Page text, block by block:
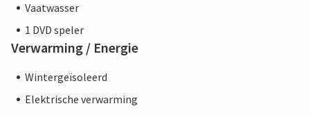
Vaatwasser
1 DVD speler
Verwarming / Energie
Wintergeïsoleerd
Elektrische verwarming